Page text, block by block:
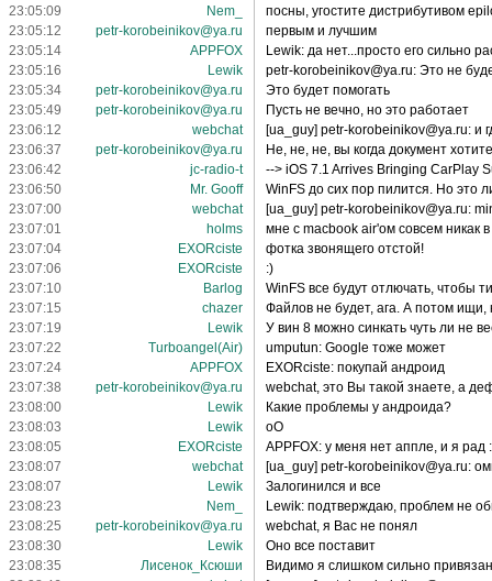
23:05:09 Nem_
посны, угостите дистрибутивом
23:05:12
petr-korobeinikov@ya.ru
первым и лучшим
23:05:14
APPFOX
Lewik: да нет...просто его сильно
23:05:16
Lewik
petr-korobeinikov@ya.ru: Это не
23:05:34
petr-korobeinikov@ya.ru
Это будет помогать
23:05:49
petr-korobeinikov@ya.ru
Пусть не вечно, но это работает
23:06:12
webchat
[ua_guy] petr-korobeinikov@ya.ru: и
23:06:37
petr-korobeinikov@ya.ru
Не, не, не, вы когда документ
23:06:42
jc-radio-t
--> iOS 7.1 Arrives Bringing CarPlay
23:06:50
Mr. Gooff
WinFS до сих пор пилится. Но это
23:07:00
webchat
[ua_guy] petr-korobeinikov@ya.ru:
23:07:01
holms
мне с macbook air'ом совсем никак
23:07:04
EXORciste
фотка звонящего отстой!
23:07:06
EXORciste
:)
23:07:10
Barlog
WinFS все будут отлючать, чтобы
23:07:15
chazer
Файлов не будет, ага. А потом ищи,
23:07:19
Lewik
У вин 8 можно синкать чуть ли не
23:07:22
Turboangel(Air)
umputun: Google тоже может
23:07:24
APPFOX
EXORciste: покупай андроид
23:07:38
petr-korobeinikov@ya.ru
webchat, это Вы такой знаете, а
23:08:00
Lewik
Какие проблемы у андроида?
23:08:03
Lewik
оО
23:08:05
EXORciste
APPFOX: у меня нет аппле, и я
23:08:07
webchat
[ua_guy] petr-korobeinikov@ya.ru:
23:08:07
Lewik
Залогинился и все
23:08:23
Nem_
Lewik: подтверждаю, проблем не
23:08:25
petr-korobeinikov@ya.ru
webchat, я Вас не понял
23:08:30
Lewik
Оно все поставит
23:08:35
Лисенок_Ксюши
Видимо я слишком сильно